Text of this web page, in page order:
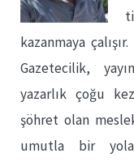
kazanmaya
Gazetecilik,
yazarlık çoğu
şöhret olan
umutla bir